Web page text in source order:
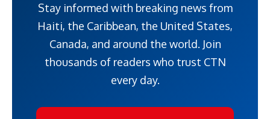
Stay informed with breaking news from
Haiti, the Caribbean, the United States,
Canada, and around the world. Join
thousands of readers who trust CTN
every day.